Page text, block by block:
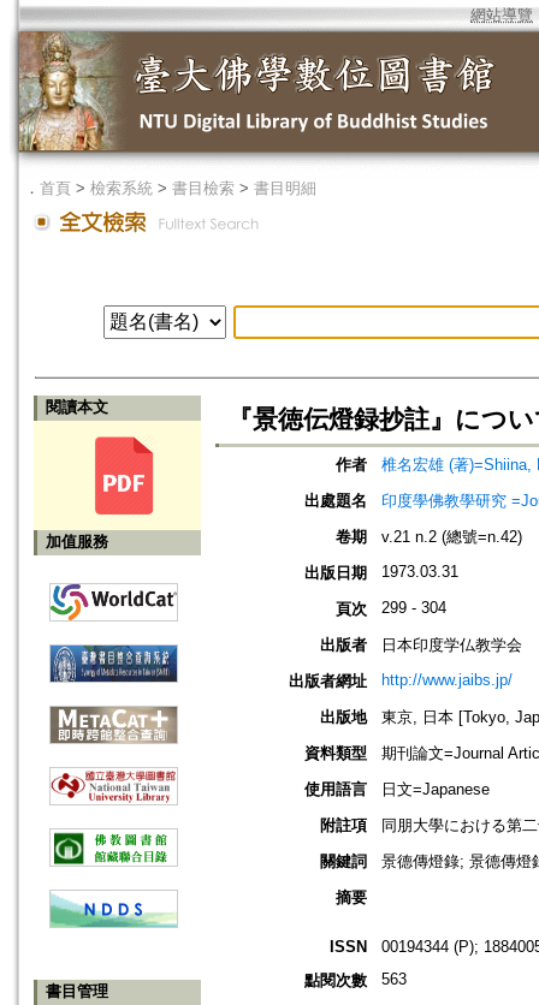
網站導覽
． 首頁 > 檢索系統 > 書目檢索 > 書目明細
閱讀本文
加值服務
書目管理
『景徳伝燈録抄註』につ
作者
椎名宏雄 (著)=Shiina,
出處題名
印度學佛教學研究
卷期
v.21 n.2 (總號=n.42)
出版日期
1973.03.31
頁次 299 - 304
出版者
日本印度学仏教学会
出版者網址
http://www.jaibs.jp/
出版地
東京, 日本 [Tokyo,
資料類型
期刊論文=Journal
使用語言
日文=Japanese
附註項
同朋大學における第
關鍵詞
景德傳燈錄; 景德傳燈
摘要
ISSN
00194344 (P);
點閱次數
563